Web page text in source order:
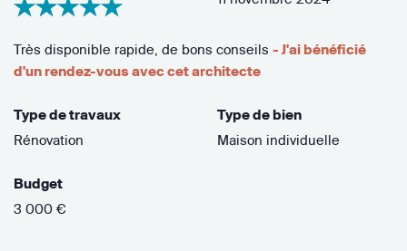
Très disponible rapide, de bons conseils - J'ai bénéficié
d'un rendez-vous avec cet architecte
Type de travaux
Rénovation
Type de bien
Maison individuelle
Budget
3 000 €